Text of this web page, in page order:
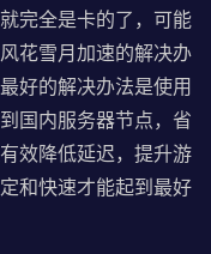
完全是卡的了，可能
花雪月加速的解决办
好的解决办法是使用
国内服务器节点，省
效降低延迟，提升游
和快速才能起到最好